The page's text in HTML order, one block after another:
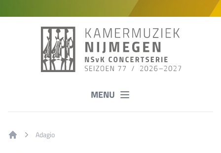
MENU
Adagio